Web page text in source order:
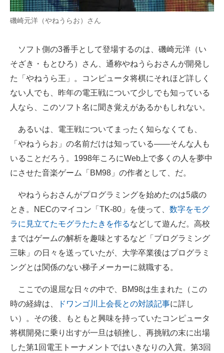
磯崎元洋（やねうらお）さん
ソフト側の3番手として登場するのは、磯崎元洋（い
そざき・もとひろ）さん、通称やねうらおさんが開発し
た「やねうら王」。コンピュータ将棋にそれほど詳しく
ない人でも、昨年の電王戦について少しでも知っている
人なら、このソフト名に聞き覚えがあるかもしれない。
あるいは、電王戦についてまったく知らなくても、
「やねうらお」の名前だけは知っている――そんな人も
いることだろう。1998年ころにWeb上で多くの人を夢中
にさせた音楽ゲーム「BM98」の作者として、だ。
やねうらおさんがプログラミングを始めたのは5歳の
とき。NECのマイコン「TK-80」を使って、 数字をモグ
ラに見立てたモグラたたきを作るなどして遊んだ。高校
まではゲームの解析を趣味とするなど「プログラミング
三昧」の日々を送っていたが、大学卒業後はプログラミ
ングとは関係のない梯子メーカーに就職する。
ここでの退屈な日々の中で、BM98は生まれた（この
時の経緯は、
ドワンゴ川上会長との対談記事に詳し
い）。その後、もともと興味を持っていたコンピュータ
将棋開発に乗り出すが一旦は頓挫し、再挑戦の末に出場
した第1回電王トーナメントではいきなりの入賞。第3回